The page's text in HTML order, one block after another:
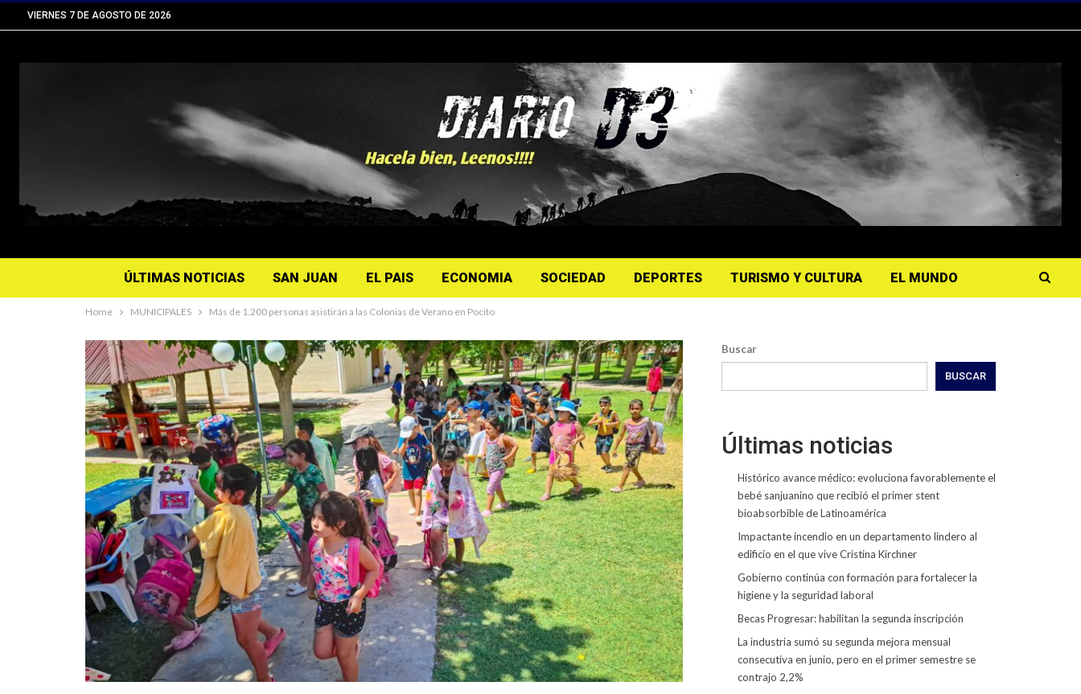
VIERNES 7 DE AGOSTO DE 2026
ÚLTIMAS NOTICIAS SAN JUAN EL PAIS ECONOMIA SOCIEDAD DEPORTES TURISMO Y CULTURA EL MUNDO
Home MUNICIPALES Más de 1.200 personas asistirán a las Colonias de Verano en Pocito
Buscar
BUSCAR
Últimas noticias
Histórico avance médico: evoluciona favorablemente el
bebé sanjuanino que recibió el primer stent
bioabsorbible de Latinoamérica
Impactante incendio en un departamento lindero al
edificio en el que vive Cristina Kirchner
Gobierno continúa con formación para fortalecer la
higiene y la seguridad laboral
Becas Progresar: habilitan la segunda inscripción
La industria sumó su segunda mejora mensual
consecutiva en junio, pero en el primer semestre se
contrajo 2,2%